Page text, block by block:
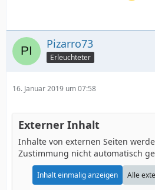
Pizarro73
Erleuchteter
16. Januar 2019 um 07:58
Externer Inhalt
Inhalte von externen Seiten
Zustimmung nicht automatisch
Inhalt einmalig anzeigen Alle